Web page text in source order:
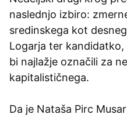
naslednjo izbiro:
sredinskega kot
Logarja ter
bi najlažje označili za
kapitalističnega.
Da je Nataša Pirc